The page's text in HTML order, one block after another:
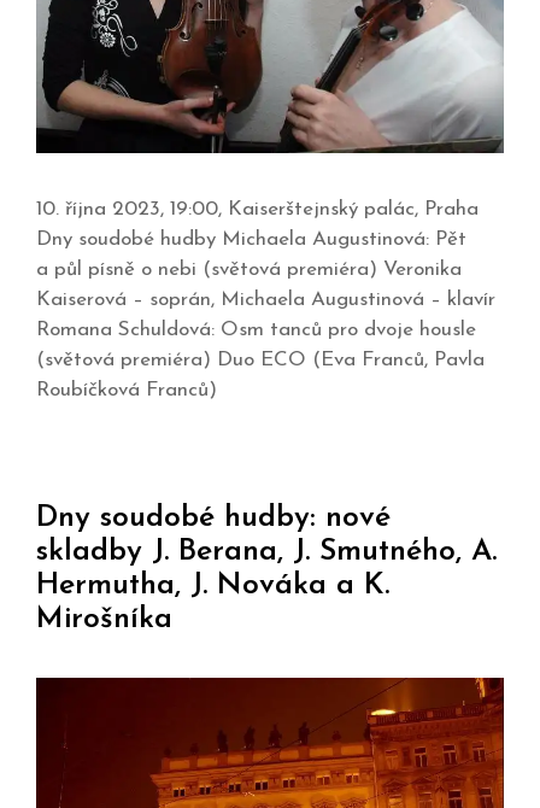
10. října 2023, 19:00, Kaiserštejnský palác, Praha
Dny soudobé hudby Michaela Augustinová: Pět
a půl písně o nebi (světová premiéra) Veronika
Kaiserová – soprán, Michaela Augustinová – klavír
Romana Schuldová: Osm tanců pro dvoje housle
(světová premiéra) Duo ECO (Eva Franců, Pavla
Roubíčková Franců)
Dny soudobé hudby: nové
skladby J. Berana, J. Smutného, A.
Hermutha, J. Nováka a K.
Mirošníka